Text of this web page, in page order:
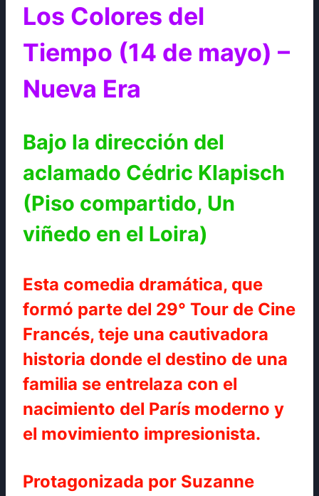
Los Colores del
Tiempo (14 de mayo) –
Nueva Era
Bajo la dirección del
aclamado Cédric Klapisch
(Piso compartido, Un
viñedo en el Loira)
Esta comedia dramática, que
formó parte del 29° Tour de Cine
Francés, teje una cautivadora
historia donde el destino de una
familia se entrelaza con el
nacimiento del París moderno y
el movimiento impresionista.
Protagonizada por Suzanne